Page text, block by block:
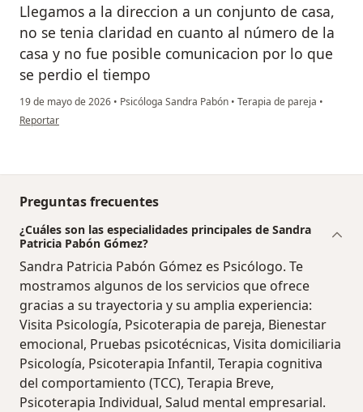
Llegamos a la direccion a un conjunto de casa,
no se tenia claridad en cuanto al número de la
casa y no fue posible comunicacion por lo que
se perdio el tiempo
19 de mayo de 2026 • Psicóloga Sandra Pabón • Terapia de pareja •
en opinión del usuario Julio Angarita
Reportar
Preguntas frecuentes
¿Cuáles son las especialidades principales de Sandra
Patricia Pabón Gómez?
Sandra Patricia Pabón Gómez es Psicólogo. Te
mostramos algunos de los servicios que ofrece
gracias a su trayectoria y su amplia experiencia:
Visita Psicología, Psicoterapia de pareja, Bienestar
emocional, Pruebas psicotécnicas, Visita domiciliaria
Psicología, Psicoterapia Infantil, Terapia cognitiva
del comportamiento (TCC), Terapia Breve,
Psicoterapia Individual, Salud mental empresarial.